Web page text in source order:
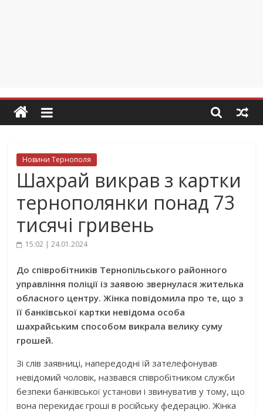
Новини Тернополя
Шахрай викрав з картки
тернополянки понад 73
тисячі гривень
15:02 | 24.01.2024
До співробітників Тернопільського районного
управління поліції із заявою звернулася жителька
обласного центру. Жінка повідомила про те, що з
її банківської картки невідома особа
шахрайським способом викрала велику суму
грошей.
Зі слів заявниці, напередодні їй зателефонував
невідомий чоловік, назвався співробітником служби
безпеки банківської установи і звинуватив у тому, що
вона перекидає гроші в російську федерацію. Жінка